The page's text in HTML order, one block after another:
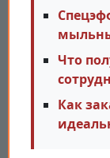
Что
Как